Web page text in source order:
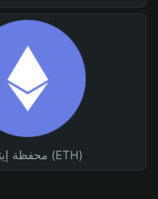
محفظة إيثيريوم (ETH)